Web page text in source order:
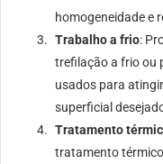
homogeneidade e
Trabalho a frio:
trefilação a frio ou
usados ​​para
superficial
Tratamento
tratamento